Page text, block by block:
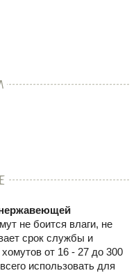
не боится влаги, не
срок службы и
от 16 - 27 до 300
использовать для